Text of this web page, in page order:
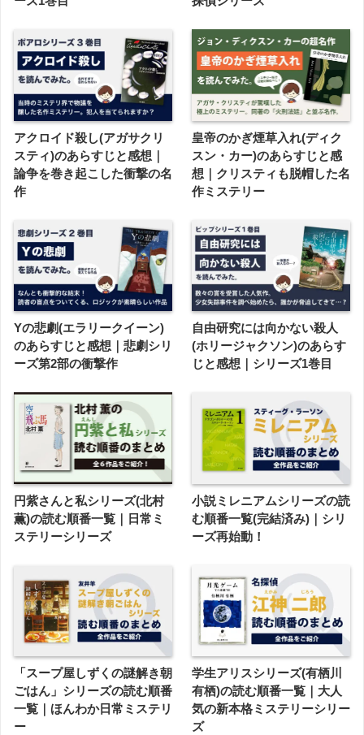
アクロイド殺し(アガサクリ
スティ)のあらすじと感想｜
論争を巻き起こした衝撃の名
作
皇帝のかぎ煙草入れ(ディク
スン・カー)のあらすじと感
想｜クリスティも脱帽した名
作ミステリー
Yの悲劇(エラリークイーン)
のあらすじと感想｜悲劇シリ
ーズ第2部の衝撃作
自由研究には向かない殺人
(ホリージャクソン)のあらす
じと感想｜シリーズ1巻目
円紫さんと私シリーズ(北村
薫)の読む順番一覧｜日常ミ
ステリーシリーズ
小説ミレニアムシリーズの読
む順番一覧(完結済み)｜シリ
ーズ再始動！
「スープ屋しずくの謎解き朝
ごはん」シリーズの読む順番
一覧｜ほんわか日常ミステリ
ー
学生アリスシリーズ(有栖川
有栖)の読む順番一覧｜大人
気の新本格ミステリーシリー
ズ